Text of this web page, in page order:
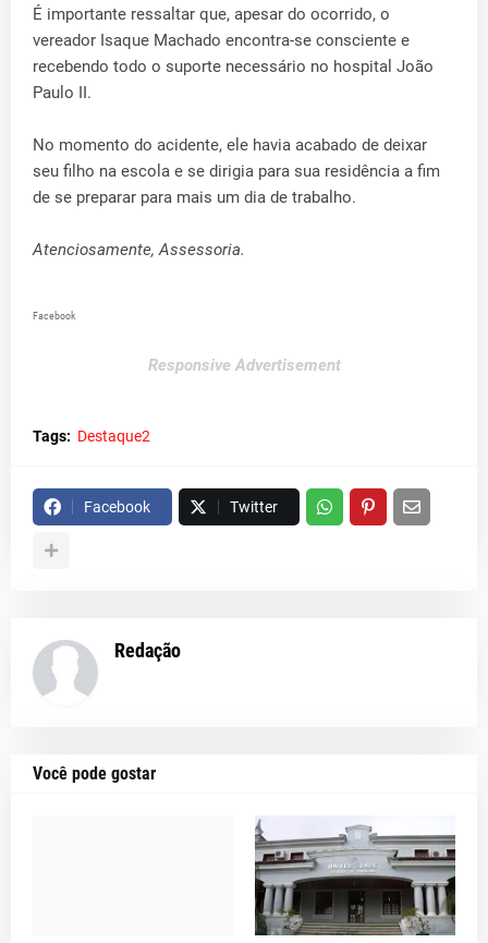
É importante ressaltar que, apesar do ocorrido, o
vereador Isaque Machado encontra-se consciente e
recebendo todo o suporte necessário no hospital João
Paulo II.
No momento do acidente, ele havia acabado de deixar
seu filho na escola e se dirigia para sua residência a fim
de se preparar para mais um dia de trabalho.
Atenciosamente, Assessoria.
Facebook
Responsive Advertisement
Tags: Destaque2
Facebook Twitter
Redação
Você pode gostar